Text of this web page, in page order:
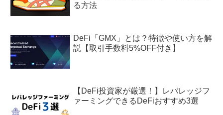
る方法
DeFi「GMX」とは？特徴や使い方を解
説【取引手数料5%OFF付き】
【DeFi投資家が厳選！】レバレッジフ
ァーミングできるDeFiおすすめ3選